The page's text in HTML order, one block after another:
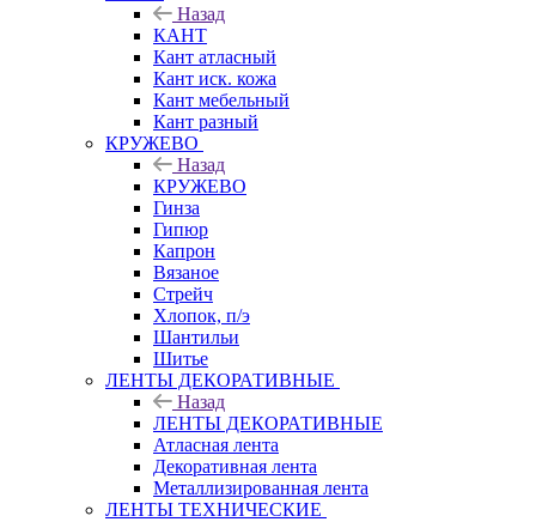
Назад
КАНТ
Кант атласный
Кант иск. кожа
Кант мебельный
Кант разный
КРУЖЕВО
Назад
КРУЖЕВО
Гинза
Гипюр
Капрон
Вязаное
Стрейч
Хлопок, п/э
Шантильи
Шитье
ЛЕНТЫ ДЕКОРАТИВНЫЕ
Назад
ЛЕНТЫ ДЕКОРАТИВНЫЕ
Атласная лента
Декоративная лента
Металлизированная лента
ЛЕНТЫ ТЕХНИЧЕСКИЕ